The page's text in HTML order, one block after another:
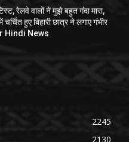
रेलवे वालों ने मुझे बहुत गंदा मारा,
हुए बिहारी छात्र ने लगाए गंभीर
Hindi News
2245
2130